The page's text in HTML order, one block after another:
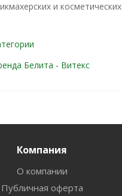
и косметических
Белита - Витекс
Компания
О компании
Публичная оферта